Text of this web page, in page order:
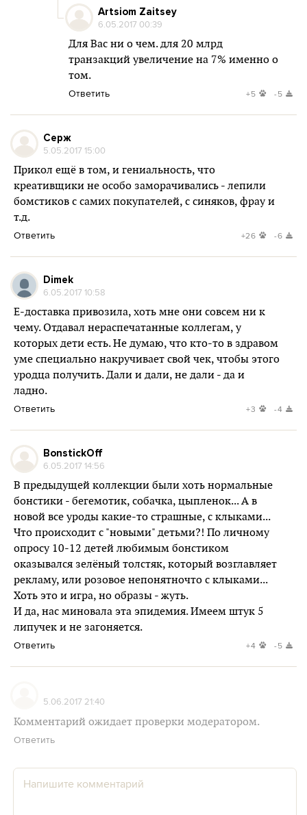
Artsiom Zaitsey
6.05.2017 00:39
Для Вас ни о чем. для 20 млрд
транзакций увеличение на 7% именно о
том.
Ответить +5 -5
Серж
5.05.2017 15:00
Прикол ещё в том, и гениальность, что
креативщики не особо заморачивались - лепили
бомстиков с самих покупателей, с синяков, фрау и
т.д.
Ответить +26 -6
Dimek
6.05.2017 10:58
Е-доставка привозила, хоть мне они совсем ни к
чему. Отдавал нераспечатанные коллегам, у
которых дети есть. Не думаю, что кто-то в здравом
уме специально накручивает свой чек, чтобы этого
уродца получить. Дали и дали, не дали - да и
ладно.
Ответить +3 -4
BonstickOff
6.05.2017 14:56
В предыдущей коллекции были хоть нормальные
бонстики - бегемотик, собачка, цыпленок... А в
новой все уроды какие-то страшные, с клыками...
Что происходит с "новыми" детьми?! По личному
опросу 10-12 детей любимым бонстиком
оказывался зелёный толстяк, который возглавляет
рекламу, или розовое непонятночто с клыками...
Хоть это и игра, но образы - жуть.
И да, нас миновала эта эпидемия. Имеем штук 5
липучек и не загоняется.
Ответить +4 -5
5.06.2017 21:40
Комментарий ожидает проверки модератором.
Ответить